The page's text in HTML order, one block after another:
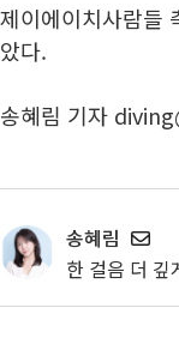
제이에이치사람들
았다.
송혜림 기자
송혜림
한 걸음 더 깊